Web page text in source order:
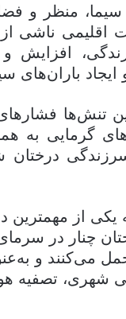
منظر و
اقلیمی ناشی
ایجاد
تنش‌ها
گرمایی به
درختان
یکی از
می‌کنند و
شهری، تصفیه